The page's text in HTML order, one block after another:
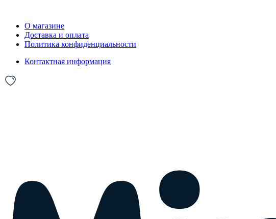
О магазине
Доставка и оплата
Политика конфиденциальности
Контактная информация